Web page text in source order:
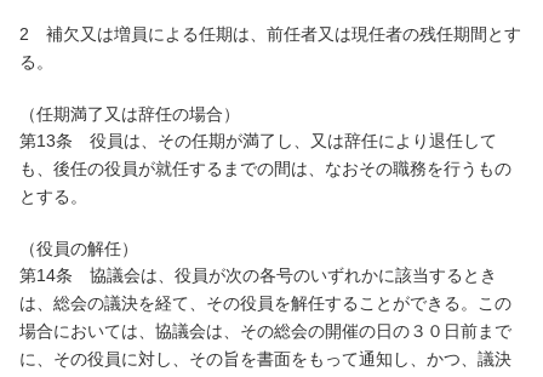
2 補欠又は増員による任期は、前任者又は現任者の残任期間とす
る。
（任期満了又は辞任の場合）
第13条 役員は、その任期が満了し、又は辞任により退任して
も、後任の役員が就任するまでの間は、なおその職務を行うもの
とする。
（役員の解任）
第14条 協議会は、役員が次の各号のいずれかに該当するとき
は、総会の議決を経て、その役員を解任することができる。この
場合においては、協議会は、その総会の開催の日の３０日前まで
に、その役員に対し、その旨を書面をもって通知し、かつ、議決